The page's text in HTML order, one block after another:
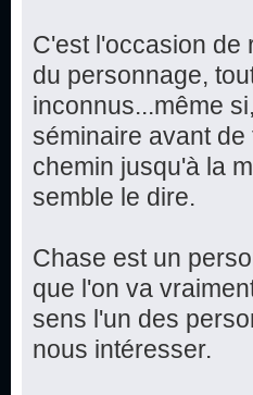
C'est l'occasion de
du personnage,
inconnus...même
séminaire avant
chemin jusqu'à la
semble le dire.
Chase est un
que l'on va
sens l'un des
nous intéresser.